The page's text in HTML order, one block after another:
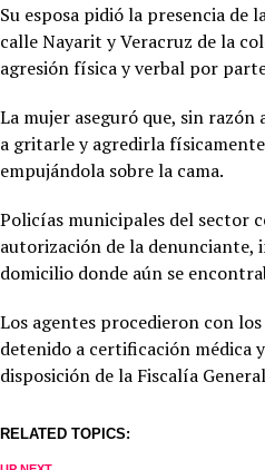
Su esposa pidió la presencia de
calle Nayarit y Veracruz de la
agresión física y verbal por
La mujer aseguró que, sin razón
a gritarle y agredirla
empujándola sobre la cama.
Policías municipales del sector
autorización de la denunciante,
domicilio donde aún se
Los agentes procedieron con
detenido a certificación médica
disposición de la Fiscalía
RELATED TOPICS: